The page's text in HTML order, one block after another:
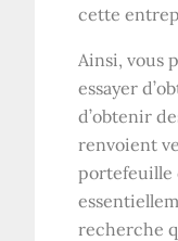
cette
Ainsi, vous
essayer
d’obtenir
renvoient
portefeuille
recherche